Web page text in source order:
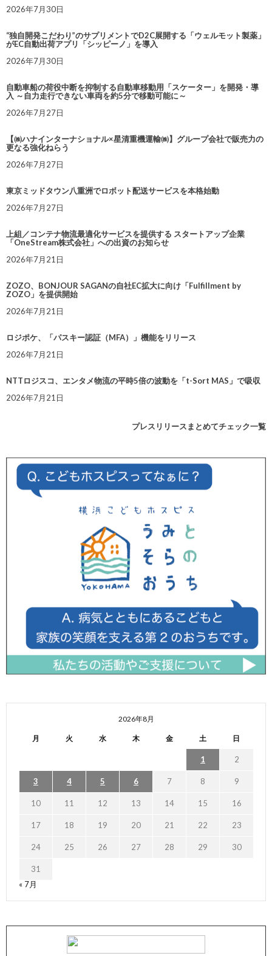
2026年7月30日
“独自開発こだわり”のサプリメントでD2C展開する「ウェルモット製薬」
がEC自動出荷アプリ「シッピーノ」を導入
2026年7月30日
自動車船の荷役中断を抑制する自動車移動用「スケーター」を開発・導
入 ～自力走行できない車両を約5分で移動可能に～
2026年7月27日
【㈱ハナインターナショナル×星清重機運輸㈱】グループ会社で販売力の
更なる強化ねらう
2026年7月27日
東京ミッドタウン八重洲でロボット配送サービスを本格始動
2026年7月27日
上組／コンテナ物流最適化サービスを提供する スタートアップ企業
「OneStream株式会社」への出資のお知らせ
2026年7月21日
ZOZO、BONJOUR SAGANの自社EC拡大に向け「Fulfillment by
ZOZO」を提供開始
2026年7月21日
ロジポケ、「パスキー認証（MFA）」機能をリリース
2026年7月21日
NTTロジスコ、エンタメ物流の平時5倍の波動を「t-Sort MAS」で吸収
2026年7月21日
プレスリリースまとめてチェック一覧
2026年8月
月 火 水 木 金 土 日
1 2
3 4 5 6 7 8 9
10 11 12 13 14 15 16
17 18 19 20 21 22 23
24 25 26 27 28 29 30
31
« 7月